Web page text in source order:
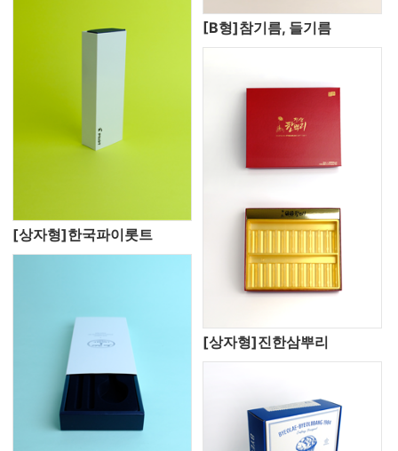
[상자형]한국파이롯트
[B형]참기름, 들기름
[상자형]진한삼뿌리